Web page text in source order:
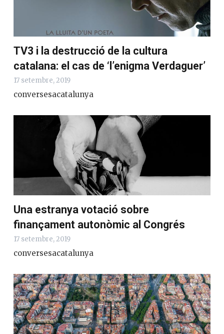
TV3 i la destrucció de la cultura
catalana: el cas de ‘l’enigma Verdaguer’
17 setembre, 2019
conversesacatalunya
Una estranya votació sobre
finançament autonòmic al Congrés
17 setembre, 2019
conversesacatalunya